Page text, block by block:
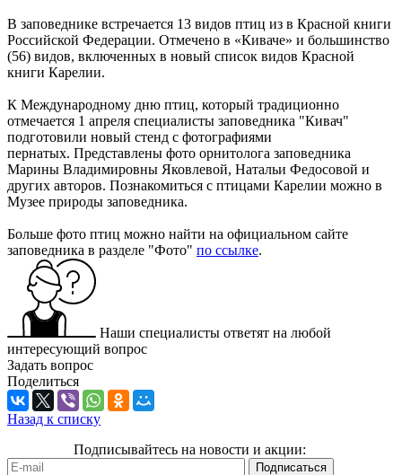
В заповеднике встречается 13 видов птиц из в Красной книги
Российской Федерации. Отмечено в «Киваче» и большинство
(56) видов, включенных в новый список видов Красной
книги Карелии.
К Международному дню птиц, который традиционно
отмечается 1 апреля специалисты заповедника "Кивач"
подготовили новый стенд с фотографиями
пернатых. Представлены фото орнитолога заповедника
Марины Владимировны Яковлевой, Натальи Федосовой и
других авторов. Познакомиться с птицами Карелии можно в
Музее природы заповедника.
Больше фото птиц можно найти на официальном сайте
заповедника в разделе "Фото" по ссылке.
Наши специалисты ответят на любой
интересующий вопрос
Задать вопрос
Поделиться
Назад к списку
Подписывайтесь на новости и акции: